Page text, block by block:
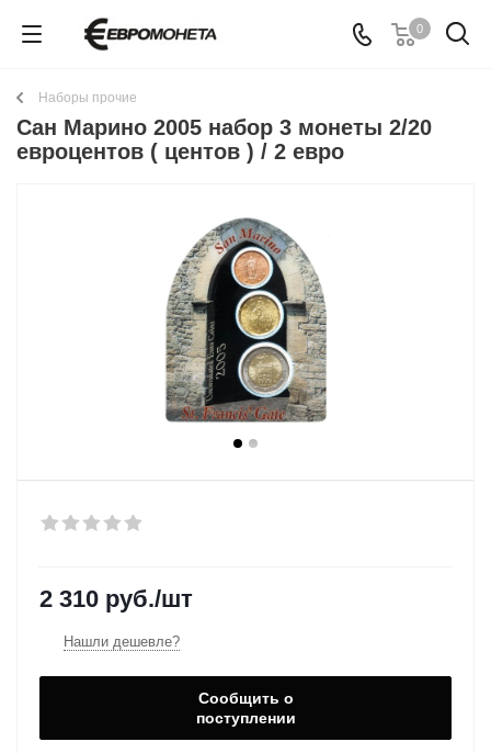
0
Наборы прочие
Сан Марино 2005 набор 3 монеты 2/20
евроцентов ( центов ) / 2 евро
2 310 руб./шт
Нашли дешевле?
Сообщить о
поступлении